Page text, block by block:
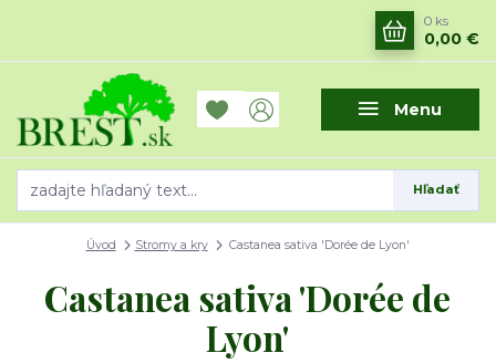
Menu
Hľadať
0 ks
0,00 €
Úvod Stromy a kry Castanea sativa 'Dorée de Lyon'
Castanea sativa 'Dorée de
Lyon'